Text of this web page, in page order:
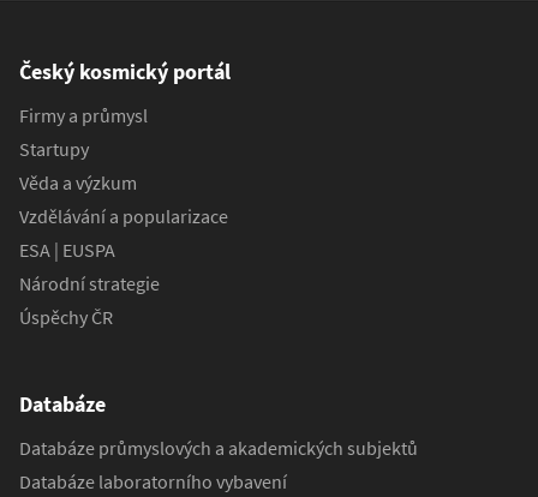
Český kosmický portál
Firmy a průmysl
Startupy
Věda a výzkum
Vzdělávání a popularizace
ESA | EUSPA
Národní strategie
Úspěchy ČR
Databáze
Databáze průmyslových a akademických subjektů
Databáze laboratorního vybavení